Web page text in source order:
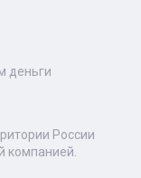
деньги
России
компанией.